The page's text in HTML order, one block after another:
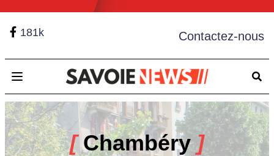
181k Contactez-nous
Open main menu
[Chambéry]